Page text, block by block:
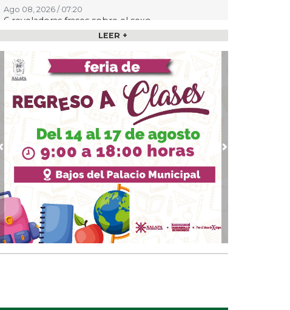
Ago 08, 2026 / 07:20
6 reveladoras frases sobre el sexo
Ago 08, 2026 / 07:00
🎉🎂👏 Santoral 08/08/2026
Ago 08, 2026 / 05:30
Aniversario del natalicio de Emiliano Zapata
Ago 08, 2026 / 04:30
Día Internacional del Gato: celebrando a uno de
los animales de compañía más queridos
Ago 07, 2026 / 23:44
¡La fiesta comenzó! Coatzacoalcos vibra con
Manuel Turizo y Nicho Hinojosa en el Festival del
Mar 2026
Ago 07, 2026 / 23:36
En marcha trabajos de rehabilitación en avenida
20 de Noviembre; habrá reducción a un carril
LEER +
Previous Next